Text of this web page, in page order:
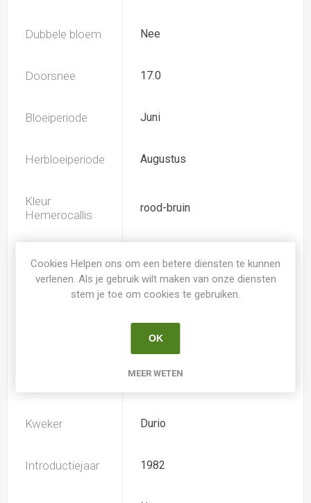
Dubbele bloem Nee
Doorsnee 17.0
Bloeiperiode Juni
Herbloeiperiode Augustus
Kleur
Hemerocallis
rood-bruin
Spider
Bladverliezend
Hemerocallis
Kweker Durio
Introductiejaar 1982
Cookies Helpen ons om een betere diensten te kunnen
verlenen. Als je gebruik wilt maken van onze diensten
stem je toe om cookies te gebruiken.
OK
MEER WETEN